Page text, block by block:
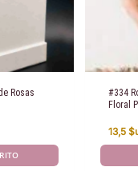
Rosas
#334
Floral
13,5